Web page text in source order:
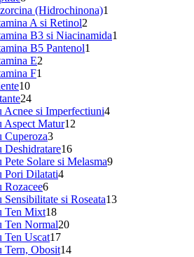
produse
(Hidrochinona)1
A si Retinol2
produse
B3 si Niacinamida1
B5 Pantenol1
E2
F1
1010
produse
2424
de
produse
Acnee si Imperfectiuni44
Aspect Matur12
Cuperoza33
produse
Deshidratare1616
produse
Pete Solare si Melasma99
Pori Dilatati44
Rozacee66
produse
Sensibilitate si Roseata1313
Ten Mixt1818
produse
Ten Normal2020
produse
Ten Uscat1717
produse
Tern, Obosit1414